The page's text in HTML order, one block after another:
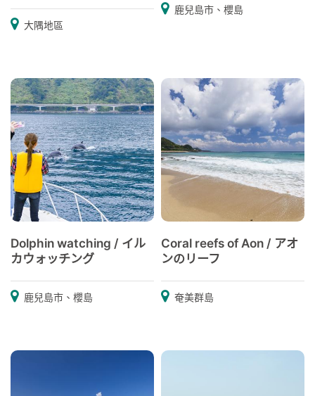
大隅地區
鹿兒島市、櫻島
Dolphin watching / イル
カウォッチング
鹿兒島市、櫻島
Coral reefs of Aon / アオ
ンのリーフ
奄美群島